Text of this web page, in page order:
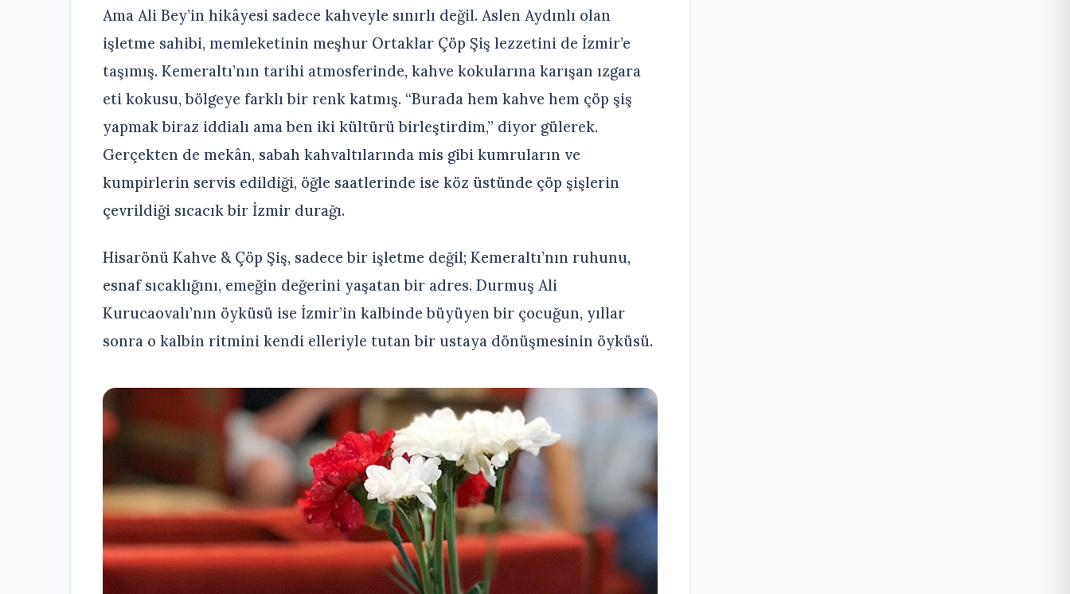
Ama Ali Bey’in hikâyesi sadece kahveyle sınırlı değil. Aslen Aydınlı olan
işletme sahibi, memleketinin meşhur Ortaklar Çöp Şiş lezzetini de İzmir’e
taşımış. Kemeraltı’nın tarihi atmosferinde, kahve kokularına karışan ızgara
eti kokusu, bölgeye farklı bir renk katmış. “Burada hem kahve hem çöp şiş
yapmak biraz iddialı ama ben iki kültürü birleştirdim,” diyor gülerek.
Gerçekten de mekân, sabah kahvaltılarında mis gibi kumruların ve
kumpirlerin servis edildiği, öğle saatlerinde ise köz üstünde çöp şişlerin
çevrildiği sıcacık bir İzmir durağı.
Hisarönü Kahve & Çöp Şiş, sadece bir işletme değil; Kemeraltı’nın ruhunu,
esnaf sıcaklığını, emeğin değerini yaşatan bir adres. Durmuş Ali
Kurucaovalı’nın öyküsü ise İzmir’in kalbinde büyüyen bir çocuğun, yıllar
sonra o kalbin ritmini kendi elleriyle tutan bir ustaya dönüşmesinin öyküsü.